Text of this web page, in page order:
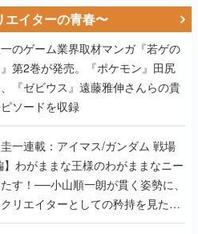
エイターの青春〜
のゲーム業界取材マンガ『若ゲの
第2巻が発売。『ポケモン』田尻
『ゼビウス』遠藤雅伸さんらの貴
ソードを収録
一連載：アイマス/ガンダム 戦場
】わがままな王様のわがままなニー
す！──小山順一朗が貫く姿勢に、
リエイターとしての矜持を見た
いたり最終回】